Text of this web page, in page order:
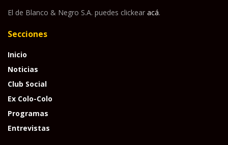
El de Blanco & Negro S.A. puedes clickear acá.
Secciones
Inicio
Noticias
Club Social
Ex Colo-Colo
Programas
Entrevistas